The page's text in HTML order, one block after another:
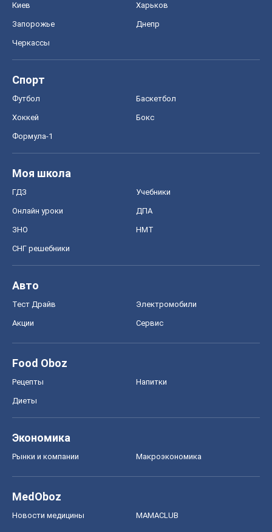
Киев Харьков
Запорожье Днепр
Черкассы
Спорт
Футбол Баскетбол
Хоккей Бокс
Формула-1
Моя школа
ГДЗ Учебники
Онлайн уроки ДПА
ЗНО НМТ
СНГ решебники
Авто
Тест Драйв Электромобили
Акции Сервис
Food Oboz
Рецепты Напитки
Диеты
Экономика
Рынки и компании Mакроэкономика
MedOboz
Новости медицины MAMACLUB